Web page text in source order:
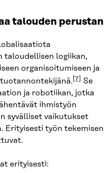
talouden perustan
taloudellisen logiikan,
organisoitumiseen ja
[7]
Se
ja robotiikan, jotka
ihmistyön
syvälliset vaikutukset
Erityisesti työn tekemisen
erityisesti: